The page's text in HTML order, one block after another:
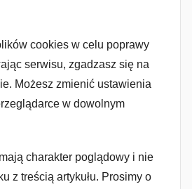
cookies w celu poprawy
serwisu, zgadzasz się na
Możesz zmienić ustawienia
w dowolnym
charakter poglądowy i nie
z treścią artykułu. Prosimy o